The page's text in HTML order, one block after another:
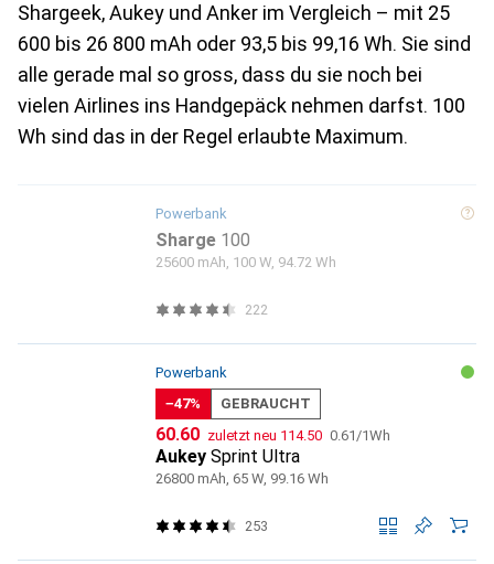
Shargeek, Aukey und Anker im Vergleich – mit 25
600 bis 26 800 mAh oder 93,5 bis 99,16 Wh. Sie sind
alle gerade mal so gross, dass du sie noch bei
vielen Airlines ins Handgepäck nehmen darfst. 100
Wh sind das in der Regel erlaubte Maximum.
Powerbank
Sharge 100
25600 mAh, 100 W, 94.72 Wh
222
Powerbank
−47%
GEBRAUCHT
CHF
60.60 zuletzt neu CHF
114.50 CHF
0.61/1Wh
Aukey Sprint Ultra
26800 mAh, 65 W, 99.16 Wh
253